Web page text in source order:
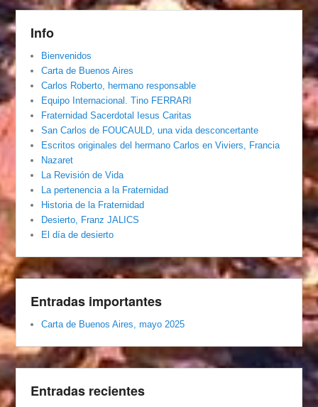
Info
Bienvenidos
Carta de Buenos Aires
Carlos Roberto, hermano responsable
Equipo Internacional. Tino FERRARI
Fraternidad Sacerdotal Iesus Caritas
San Carlos de FOUCAULD, una vida desconcertante
Escritos originales del hermano Carlos en Viviers, Francia
Nazaret
La Revisión de Vida
La pertenencia a la Fraternidad
Historia de la Fraternidad
Desierto, Franz JALICS
El día de desierto
Entradas importantes
Carta de Buenos Aires, mayo 2025
Entradas recientes